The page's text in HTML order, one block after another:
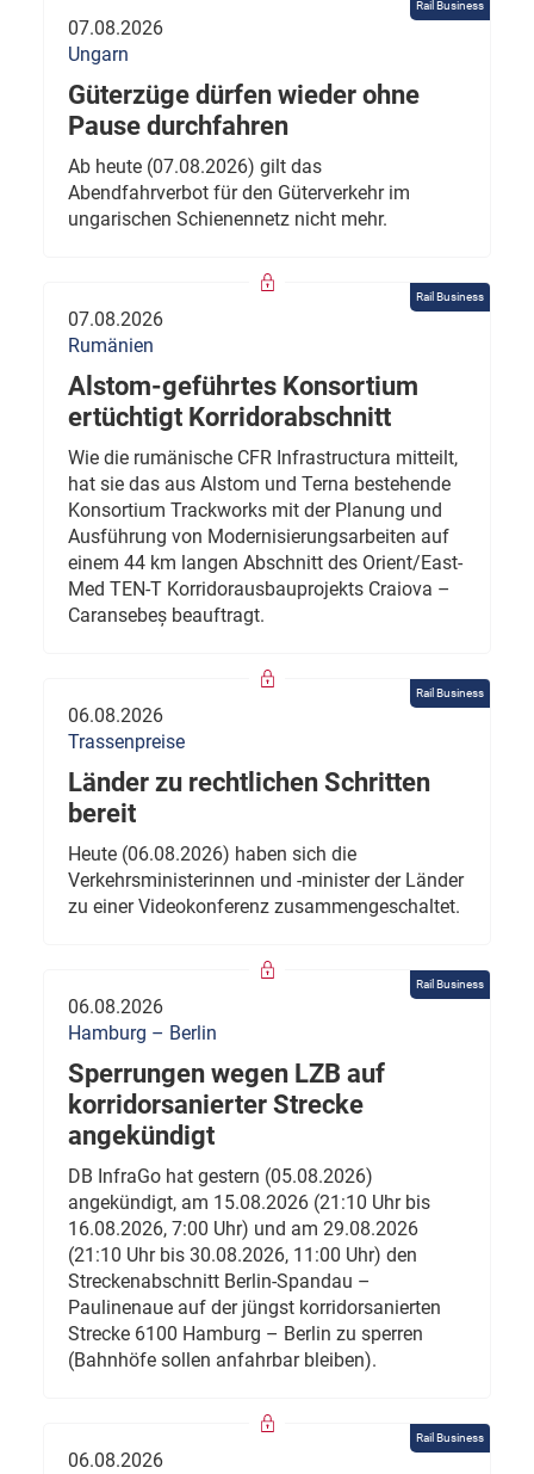
Rail Business
07.08.2026
Ungarn
Güterzüge dürfen wieder ohne
Pause durchfahren
Ab heute (07.08.2026) gilt das
Abendfahrverbot für den Güterverkehr im
ungarischen Schienennetz nicht mehr.
Rail Business
07.08.2026
Rumänien
Alstom-geführtes Konsortium
ertüchtigt Korridorabschnitt
Wie die rumänische CFR Infrastructura mitteilt,
hat sie das aus Alstom und Terna bestehende
Konsortium Trackworks mit der Planung und
Ausführung von Modernisierungsarbeiten auf
einem 44 km langen Abschnitt des Orient/East-
Med TEN-T Korridorausbauprojekts Craiova –
Caransebeș beauftragt.
Rail Business
06.08.2026
Trassenpreise
Länder zu rechtlichen Schritten
bereit
Heute (06.08.2026) haben sich die
Verkehrsministerinnen und -minister der Länder
zu einer Videokonferenz zusammengeschaltet.
Rail Business
06.08.2026
Hamburg – Berlin
Sperrungen wegen LZB auf
korridorsanierter Strecke
angekündigt
DB InfraGo hat gestern (05.08.2026)
angekündigt, am 15.08.2026 (21:10 Uhr bis
16.08.2026, 7:00 Uhr) und am 29.08.2026
(21:10 Uhr bis 30.08.2026, 11:00 Uhr) den
Streckenabschnitt Berlin-Spandau –
Paulinenaue auf der jüngst korridorsanierten
Strecke 6100 Hamburg – Berlin zu sperren
(Bahnhöfe sollen anfahrbar bleiben).
Rail Business
06.08.2026